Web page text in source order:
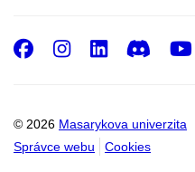
© 2026 Masarykova univerzita
Správce webu
Cookies
Facebook
Instagram